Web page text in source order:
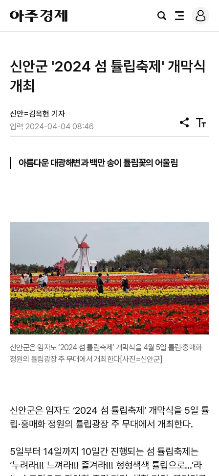
아
주
경
검
전
로
그
신안군 '2024 섬 튤립축제' 개막식
개최
신안=김옥현 기자
입력 2024-04-04 08:46
공
유
텍
스
아름다운 대광해변과 백만 송이 튤립꽃의 어울림
신안군은 임자도 ‘2024 섬 튤립축제’ 개막식을 4월 5일 튤립·홍매화
정원의 튤립광장 주 무대에서 개최한다[사진=신안군]
신안군은 임자도 ‘2024 섬 튤립축제’ 개막식을 5일 튤
립·홍매화 정원의 튤립광장 주 무대에서 개최한다.
5일부터 14일까지 10일간 진행되는 섬 튤립축제는
‘누려라!!! 느껴라!!! 즐겨라!!! 형형색색 튤립으로...’라